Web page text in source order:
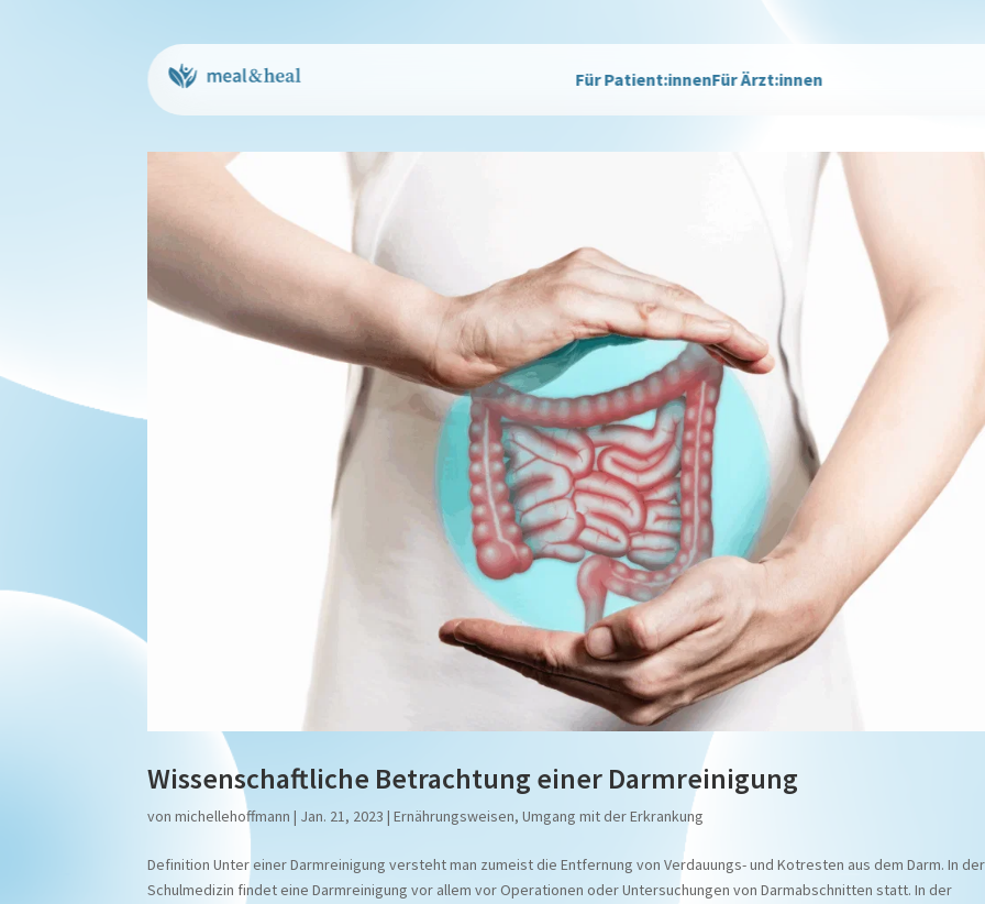
Für Patient:innenFür Ärzt:innen
Wissenschaftliche Betrachtung einer Darmreinigung
vonmichellehoffmann | Jan. 21, 2023 |Ernährungsweisen,Umgang mit der Erkrankung
Definition Unter einer Darmreinigung versteht man zumeist die Entfernung von Verdauungs- und Kotresten aus dem Darm. In der
Schulmedizin findet eine Darmreinigung vor allem vor Operationen oder Untersuchungen von Darmabschnitten statt. In der